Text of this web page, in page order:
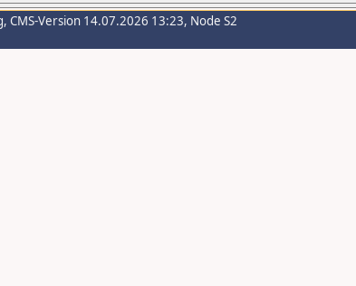
, CMS-Version 14.07.2026 13:23, Node S2